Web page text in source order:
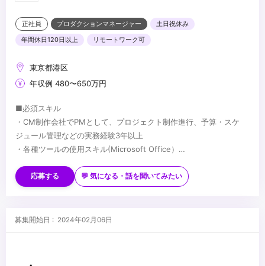
正社員 プロダクションマネージャー
土日祝休み
年間休日120日以上
リモートワーク可
東京都港区
年収例 480〜650万円
■必須スキル
・CM制作会社でPMとして、プロジェクト制作進行、予算・スケ
ジュール管理などの実務経験3年以上
・各種ツールの使用スキル(Microsoft Office）
Illustrator/Photoshop/Premiere Pro）
・コミュニケーション能力が高く、チームとしての協調性がある
・自ら考えて新しいものをつくることに興味がある
・今までの映像制作経験を活かしてもっと幅広いコンテンツ制作に
...
応募する 💬 気になる・話を聞いてみたい
募集開始日 : 2024年02月06日